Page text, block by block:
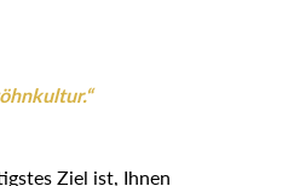
Ziel ist, Ihnen